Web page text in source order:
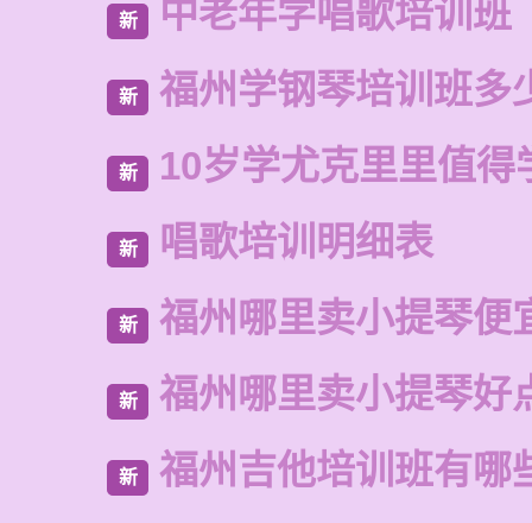
新 中老年学唱歌培训班
新 福州学钢琴培训班多
新 10岁学尤克里里值得
新 唱歌培训明细表
新 福州哪里卖小提琴便
新 福州哪里卖小提琴好
新 福州吉他培训班有哪